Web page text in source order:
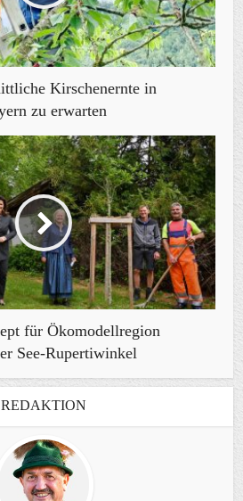
Kirschenernte in
zu erwarten
für Ökomodellregion
See-Rupertiwinkel
REDAKTION